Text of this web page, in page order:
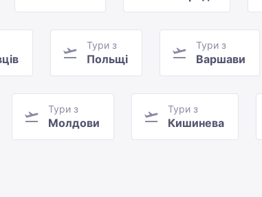
Тури з
Польщі
Тури з
Варшави
Тури з
Молдови
Тури з
Кишинева